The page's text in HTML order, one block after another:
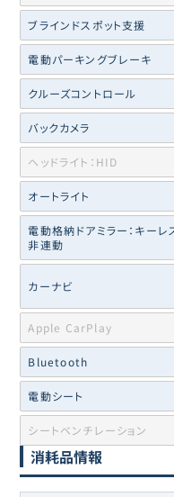
ブラインドスポット支援
電動パーキングブレーキ
クルーズコントロール
バックカメラ
ヘッドライト：HID
オートライト
電動格納ドアミラー：キーレ
非連動
カーナビ
Apple CarPlay
Bluetooth
電動シート
シートベンチレーション
消耗品情報